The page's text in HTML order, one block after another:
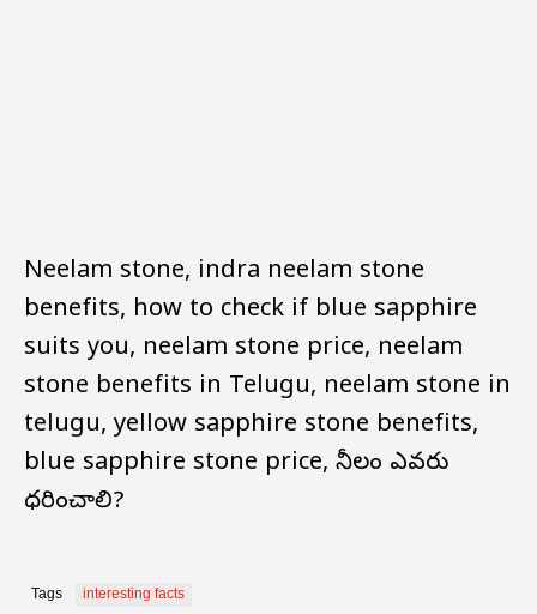
Neelam stone, indra neelam stone
benefits, how to check if blue sapphire
suits you, neelam stone price, neelam
stone benefits in Telugu, neelam stone in
telugu, yellow sapphire stone benefits,
blue sapphire stone price, నీలం ఎవరు
ధరించాలి?
Tags interesting facts